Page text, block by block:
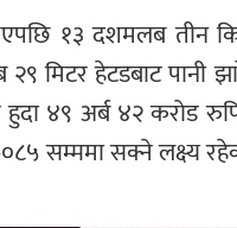
१३ दशमलब तीन
मिटर हेटडबाट पानी
४९ अर्ब ४२ करोड
सम्ममा सक्ने लक्ष्य